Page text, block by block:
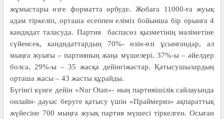
жұмыстары өзге форматта өрбуде.Жобаға 11000-ға жуық
адам тіркеліп,орташа есеппен еліміз бойынша бір орынға 4
кандидат таласуда. Партиябаспасөз қызметінің мәліметіне
сүйенсек, кандидаттардың 70%-өзін-өзі ұсынғандар, ал
мыңға жуығы– партияның жаңа мүшелері. 37%-ы –әйелдер
болса, 29%-ы – 35 жасқа дейінгіжастар. Қатысушылардың
орташа жасы – 43 жасты құрайды.
Бүгінгі күнге дейін «Nur Otan»- ның партияішілік сайлауында
онлайн- дауыс беруге қатысу үшін «Праймериз»ақпараттық
жүйесіне 700 мыңға жуықпартия мүшесі тіркелген. Осыған